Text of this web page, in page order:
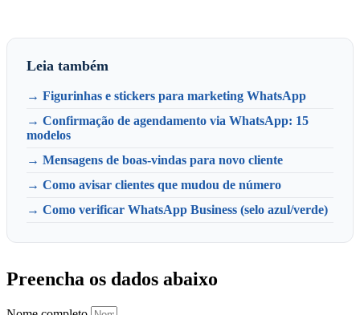
Leia também
→ Figurinhas e stickers para marketing WhatsApp
→ Confirmação de agendamento via WhatsApp: 15
modelos
→ Mensagens de boas-vindas para novo cliente
→ Como avisar clientes que mudou de número
→ Como verificar WhatsApp Business (selo azul/verde)
Preencha os dados abaixo